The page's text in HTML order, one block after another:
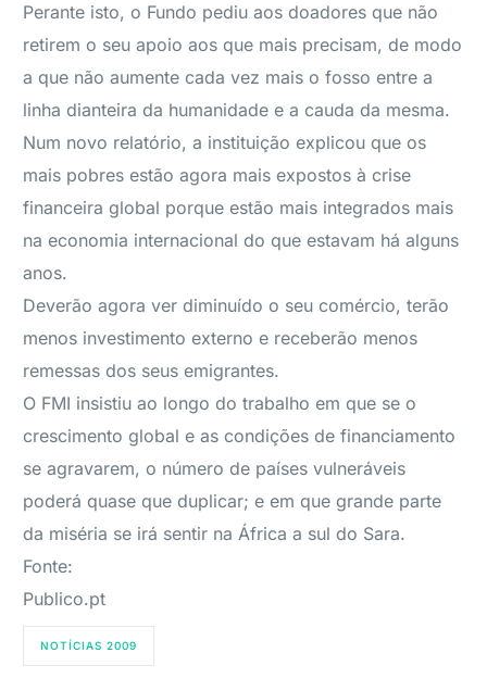
Perante isto, o Fundo pediu aos doadores que não
retirem o seu apoio aos que mais precisam, de modo
a que não aumente cada vez mais o fosso entre a
linha dianteira da humanidade e a cauda da mesma.
Num novo relatório, a instituição explicou que os
mais pobres estão agora mais expostos à crise
financeira global porque estão mais integrados mais
na economia internacional do que estavam há alguns
anos.
Deverão agora ver diminuído o seu comércio, terão
menos investimento externo e receberão menos
remessas dos seus emigrantes.
O FMI insistiu ao longo do trabalho em que se o
crescimento global e as condições de financiamento
se agravarem, o número de países vulneráveis
poderá quase que duplicar; e em que grande parte
da miséria se irá sentir na África a sul do Sara.
Fonte:
Publico.pt
NOTÍCIAS 2009